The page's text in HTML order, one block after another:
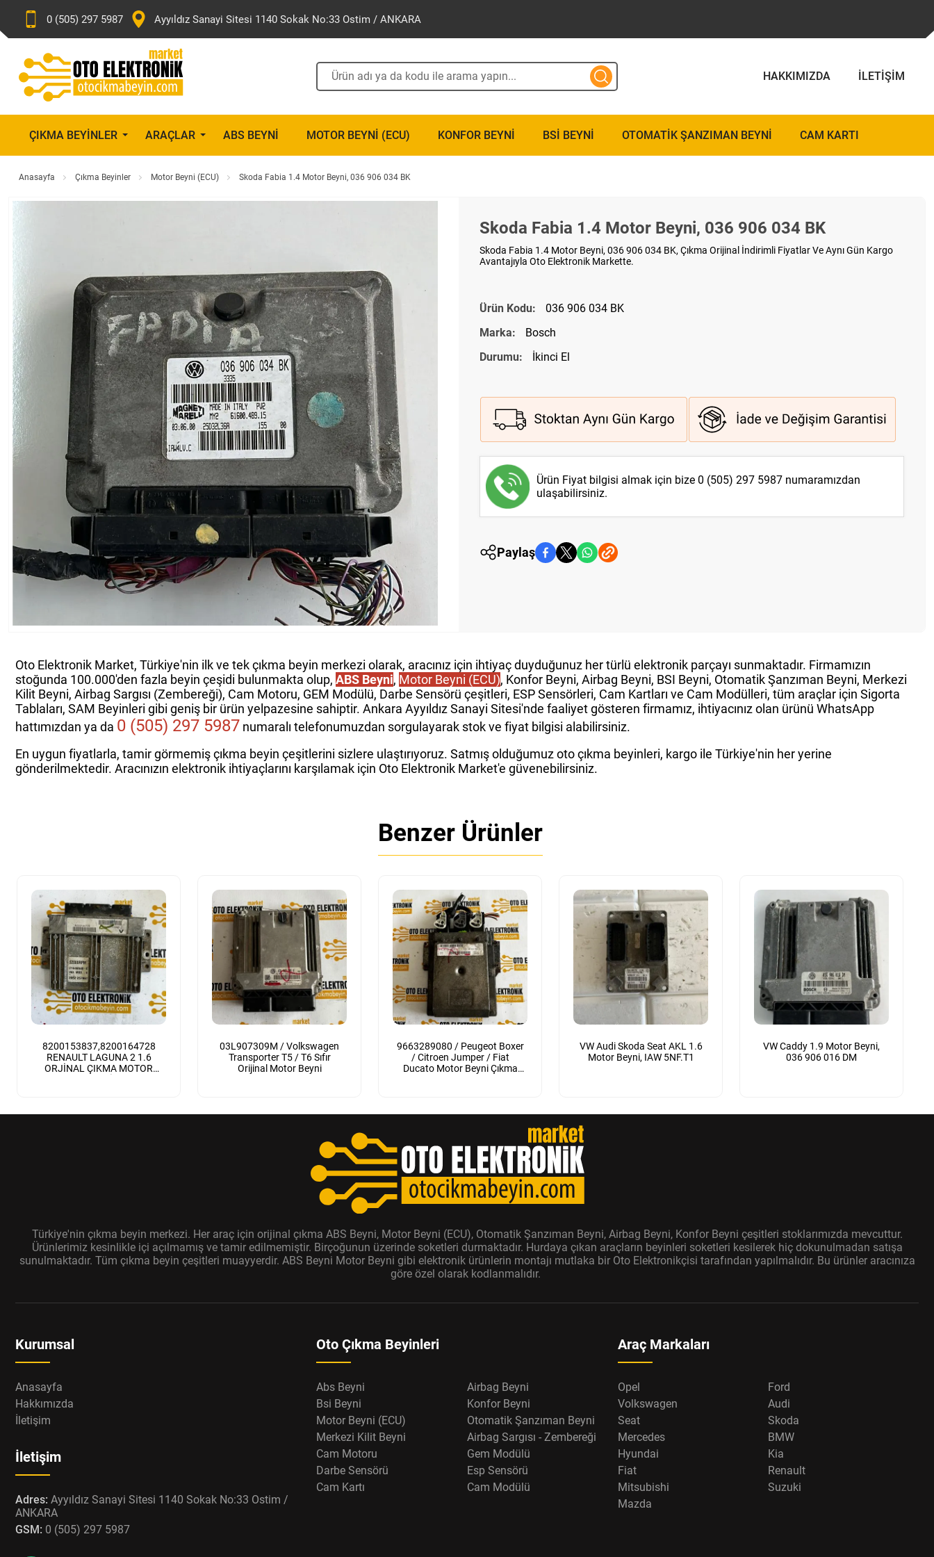
0 (505) 297 5987 Ayyıldız Sanayi Sitesi 1140 Sokak No:33 Ostim / ANKARA
HAKKIMIZDA İLETIŞIM
ÇIKMA BEYINLER ARAÇLAR ABS BEYNI MOTOR BEYNI (ECU) KONFOR BEYNI BSI BEYNI OTOMATIK ŞANZIMAN BEYNI CAM KARTI
Anasayfa Çıkma Beyinler Motor Beyni (ECU) Skoda Fabia 1.4 Motor Beyni, 036 906 034 BK
Skoda Fabia 1.4 Motor Beyni, 036 906 034 BK
Skoda Fabia 1.4 Motor Beyni, 036 906 034 BK, Çıkma Orijinal İndirimli Fiyatlar Ve Aynı Gün Kargo
Avantajıyla Oto Elektronik Markette.
Ürün Kodu:
036 906 034 BK
Marka:
Bosch
Durumu:
İkinci El
Ürün Fiyat bilgisi almak için bize0 (505) 297 5987 numaramızdan
ulaşabilirsiniz.
Paylaş
Oto Elektronik Market, Türkiye'nin ilk ve tek çıkma beyin merkezi olarak, aracınız için ihtiyaç duyduğunuz her türlü elektronik parçayı sunmaktadır. Firmamızın
stoğunda 100.000'den fazla beyin çeşidi bulunmakta olup, ABS Beyni, Motor Beyni (ECU), Konfor Beyni, Airbag Beyni, BSI Beyni, Otomatik Şanzıman Beyni, Merkezi
Kilit Beyni, Airbag Sargısı (Zembereği), Cam Motoru, GEM Modülü, Darbe Sensörü çeşitleri, ESP Sensörleri, Cam Kartları ve Cam Modülleri, tüm araçlar için Sigorta
Tablaları, SAM Beyinleri gibi geniş bir ürün yelpazesine sahiptir. Ankara Ayyıldız Sanayi Sitesi'nde faaliyet gösteren firmamız, ihtiyacınız olan ürünü WhatsApp
hattımızdan ya da 0 (505) 297 5987 numaralı telefonumuzdan sorgulayarak stok ve fiyat bilgisi alabilirsiniz.
En uygun fiyatlarla, tamir görmemiş çıkma beyin çeşitlerini sizlere ulaştırıyoruz. Satmış olduğumuz oto çıkma beyinleri, kargo ile Türkiye'nin her yerine
gönderilmektedir. Aracınızın elektronik ihtiyaçlarını karşılamak için Oto Elektronik Market'e güvenebilirsiniz.
Benzer Ürünler
8200153837,8200164728
RENAULT LAGUNA 2 1.6
ORJİNAL ÇIKMA MOTOR
03L907309M / Volkswagen
Transporter T5 / T6 Sıfır
Orijinal Motor Beyni
9663289080 / Peugeot Boxer
/ Citroen Jumper / Fiat
Ducato Motor Beyni Çıkma
VW Audi Skoda Seat AKL 1.6
Motor Beyni, IAW 5NF.T1
VW Caddy 1.9 Motor Beyni,
036 906 016 DM
Türkiye'nin çıkma beyin merkezi. Her araç için orijinal çıkma ABS Beyni, Motor Beyni (ECU), Otomatik Şanzıman Beyni, Airbag Beyni, Konfor Beyni çeşitleri stoklarımızda mevcuttur.
Ürünlerimiz kesinlikle içi açılmamış ve tamir edilmemiştir. Birçoğunun üzerinde soketleri durmaktadır. Hurdaya çıkan araçların beyinleri soketleri kesilerek hiç dokunulmadan satışa
sunulmaktadır. Tüm çıkma beyin çeşitleri muayyerdir. ABS Beyni Motor Beyni gibi elektronik ürünlerin montajı mutlaka bir Oto Elektronikçisi tarafından yapılmalıdır. Bu ürünler aracınıza
göre özel olarak kodlanmalıdır.
Kurumsal
Anasayfa
Hakkımızda
İletişim
İletişim
Adres: Ayyıldız Sanayi Sitesi 1140 Sokak No:33 Ostim /
ANKARA
GSM: 0 (505) 297 5987
Oto Çıkma Beyinleri
Abs Beyni
Airbag Beyni
Bsi Beyni
Konfor Beyni
Motor Beyni (ECU)
Otomatik Şanzıman Beyni
Merkezi Kilit Beyni
Airbag Sargısı - Zembereği
Cam Motoru
Gem Modülü
Darbe Sensörü
Esp Sensörü
Cam Kartı
Cam Modülü
Araç Markaları
Opel
Ford
Volkswagen
Audi
Seat
Skoda
Mercedes
BMW
Hyundai
Kia
Fiat
Renault
Mitsubishi
Suzuki
Mazda